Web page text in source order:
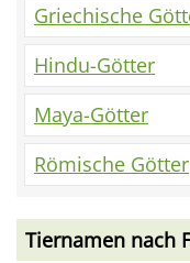
Griechische
Hindu-Götter
Maya-Götter
Römische Götter
Tiernamen nach